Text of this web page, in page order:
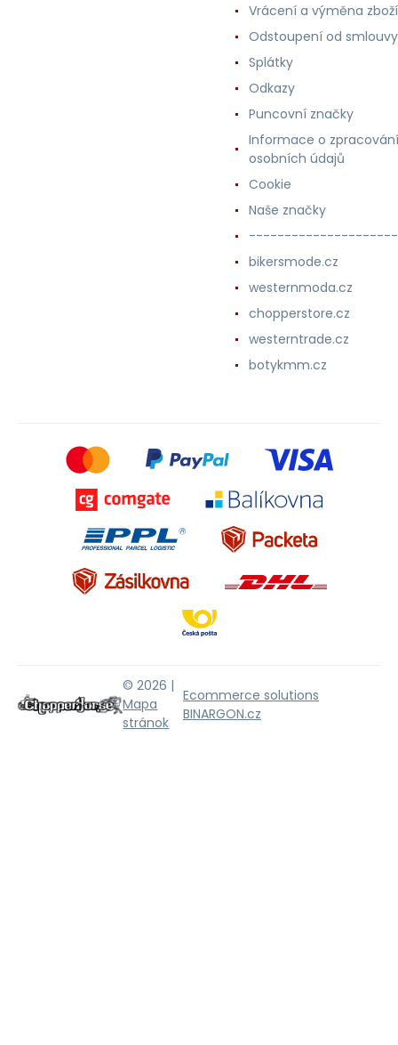
Vrácení a výměna zboží
Odstoupení od smlouvy
Splátky
Odkazy
Puncovní značky
Informace o zpracování
osobních údajů
Cookie
Naše značky
bikersmode.cz
westernmoda.cz
chopperstore.cz
westerntrade.cz
botykmm.cz
© 2026 |
Mapa
stránok
Ecommerce solutions
BINARGON.cz